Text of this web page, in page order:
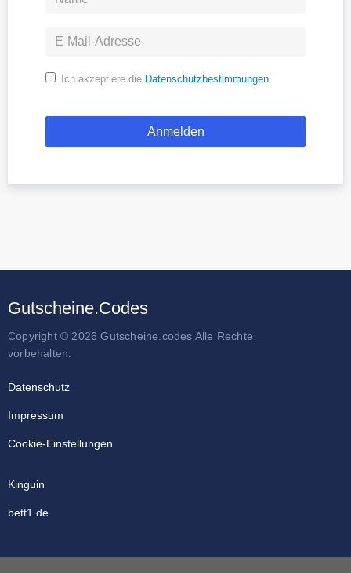
Ich akzeptiere die Datenschutzbestimmungen
Gutscheine.Codes
Copyright © 2026 Gutscheine.codes Alle Rechte
vorbehalten.
Datenschutz
Impressum
Cookie-Einstellungen
Kinguin
bett1.de